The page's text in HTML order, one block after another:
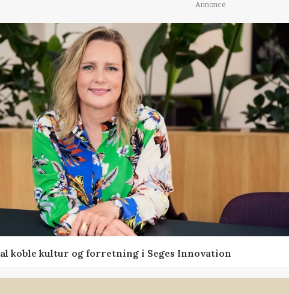
Annonce
koble kultur og forretning i Seges Innovation